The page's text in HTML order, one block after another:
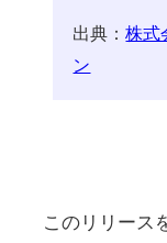
出典：株式
ン
このリリース